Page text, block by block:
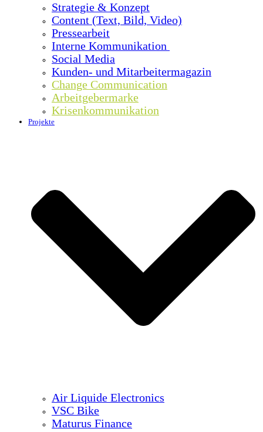
Strategie & Konzept
Content (Text, Bild, Video)
Pressearbeit
Interne Kommunikation
Social Media
Kunden- und Mitarbeitermagazin
Change Communication
Arbeitgebermarke
Krisenkommunikation
Projekte
Air Liquide Electronics
VSC Bike
Maturus Finance